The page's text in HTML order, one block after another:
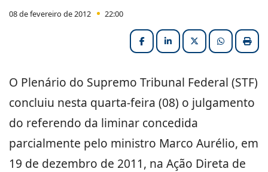
08 de fevereiro de 2012 22:00
FacebookLinkedInX (formerly
O Plenário do Supremo Tribunal Federal (STF)
concluiu nesta quarta-feira (08) o julgamento
do referendo da liminar concedida
parcialmente pelo ministro Marco Aurélio, em
19 de dezembro de 2011, na Ação Direta de